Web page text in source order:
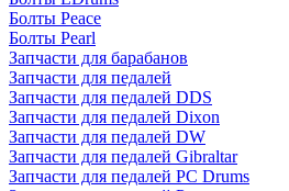
Болты Peace
Болты Pearl
Запчасти для барабанов
Запчасти для педалей
Запчасти для педалей DDS
Запчасти для педалей Dixon
Запчасти для педалей DW
Запчасти для педалей Gibraltar
Запчасти для педалей PC Drums